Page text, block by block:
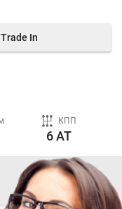
Trade In
КПП
6 AT